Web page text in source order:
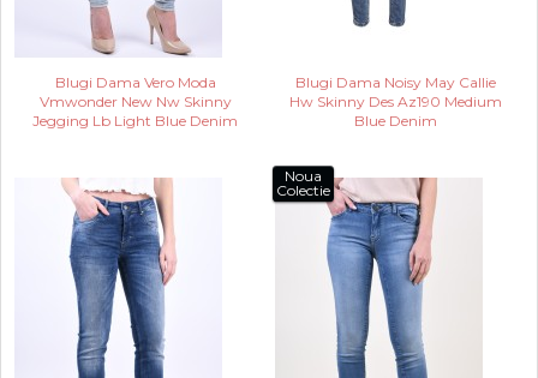
Blugi Dama Vero Moda
Vmwonder New Nw Skinny
Jegging Lb Light Blue Denim
Blugi Dama Noisy May Callie
Hw Skinny Des Az190 Medium
Blue Denim
Noua
Colectie